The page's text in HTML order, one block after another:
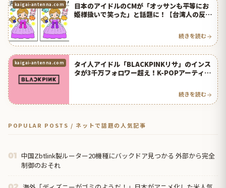
kaigai-antenna.com
日本のアイドルのCMが「オッサンも平等にお
姫様扱いで笑った」と話題に！【台湾人の反
続きを読む
kaigai-antenna.com
タイ人アイドル「BLACKPINKリサ」のインス
タが3千万フォロワー超え！K-POPアーティス
続きを読む
POPULAR POSTS / ネットで話題の人気記事
01 中国Zbtlink製ルーター20機種にバックドア見つかる 外部から完全
制御のおそれ